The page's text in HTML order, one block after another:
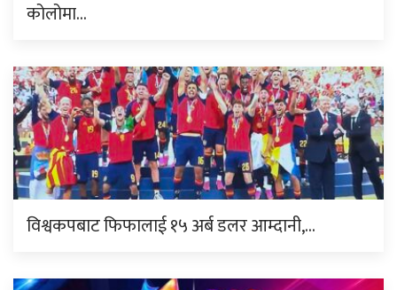
कोलोमा…
विश्वकपबाट फिफालाई १५ अर्ब डलर आम्दानी,…